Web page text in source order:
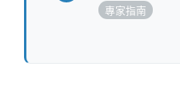
專家指南